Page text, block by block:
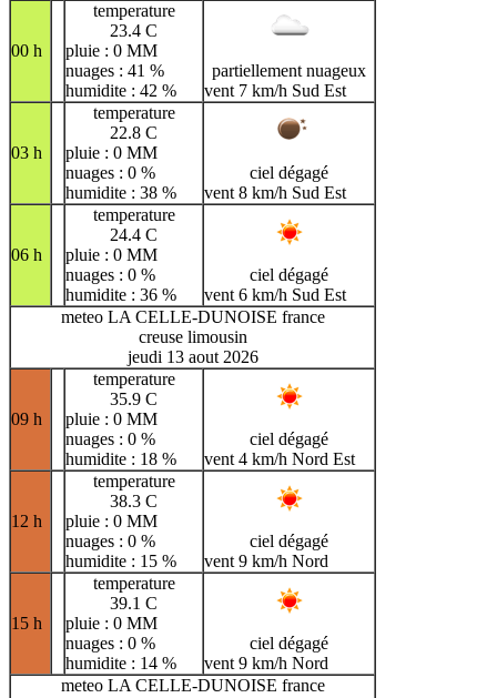
00 h
temperature
23.4 C
pluie : 0 MM
nuages : 41 %
humidite : 42 %
partiellement nuageux
vent 7 km/h Sud Est
03 h
temperature
22.8 C
pluie : 0 MM
nuages : 0 %
humidite : 38 %
ciel dégagé
vent 8 km/h Sud Est
06 h
temperature
24.4 C
pluie : 0 MM
nuages : 0 %
humidite : 36 %
ciel dégagé
vent 6 km/h Sud Est
meteo LA CELLE-DUNOISE france
creuse limousin
jeudi 13 aout 2026
09 h
temperature
35.9 C
pluie : 0 MM
nuages : 0 %
humidite : 18 %
ciel dégagé
vent 4 km/h Nord Est
12 h
temperature
38.3 C
pluie : 0 MM
nuages : 0 %
humidite : 15 %
ciel dégagé
vent 9 km/h Nord
15 h
temperature
39.1 C
pluie : 0 MM
nuages : 0 %
humidite : 14 %
ciel dégagé
vent 9 km/h Nord
meteo LA CELLE-DUNOISE france